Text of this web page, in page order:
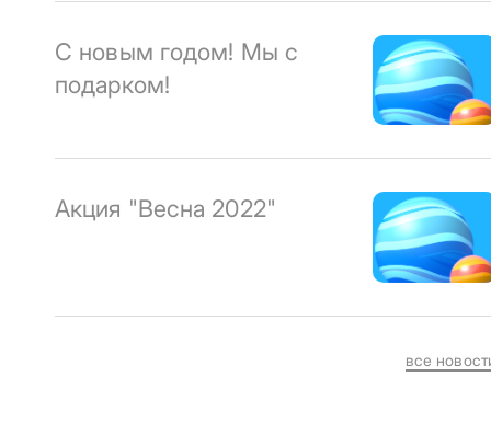
С новым годом! Мы с
подарком!
Акция "Весна 2022"
все